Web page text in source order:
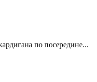
по посередине...